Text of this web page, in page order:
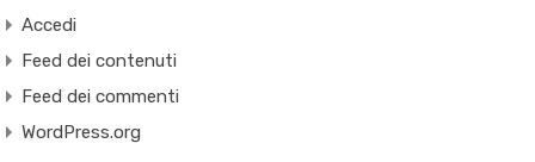
Accedi
Feed dei contenuti
Feed dei commenti
WordPress.org